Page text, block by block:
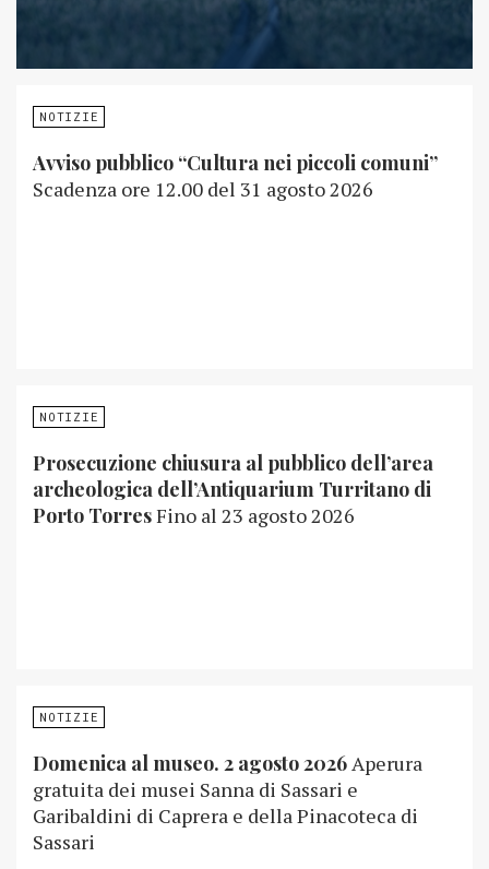
NOTIZIE
Avviso pubblico “Cultura nei piccoli comuni”
Scadenza ore 12.00 del 31 agosto 2026
NOTIZIE
Prosecuzione chiusura al pubblico dell’area
archeologica dell’Antiquarium Turritano di
Porto TorresFino al 23 agosto 2026
NOTIZIE
Domenica al museo. 2 agosto 2026Aperura
gratuita dei musei Sanna di Sassari e
Garibaldini di Caprera e della Pinacoteca di
Sassari